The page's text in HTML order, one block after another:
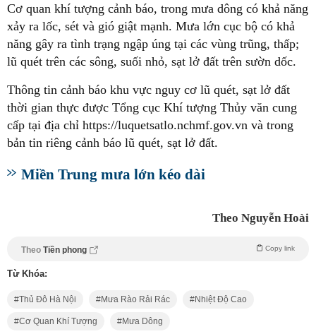
Cơ quan khí tượng cảnh báo, trong mưa dông có khả năng
xảy ra lốc, sét và gió giật mạnh. Mưa lớn cục bộ có khả
năng gây ra tình trạng ngập úng tại các vùng trũng, thấp;
lũ quét trên các sông, suối nhỏ, sạt lở đất trên sườn dốc.
Thông tin cảnh báo khu vực nguy cơ lũ quét, sạt lở đất
thời gian thực được Tổng cục Khí tượng Thủy văn cung
cấp tại địa chỉ https://luquetsatlo.nchmf.gov.vn và trong
bản tin riêng cảnh báo lũ quét, sạt lở đất.
Miền Trung mưa lớn kéo dài
Theo Nguyễn Hoài
Theo Tiền phong Copy link
Từ Khóa:
Thủ Đô Hà Nội Mưa Rào Rải Rác Nhiệt Độ Cao
Cơ Quan Khí Tượng Mưa Dông